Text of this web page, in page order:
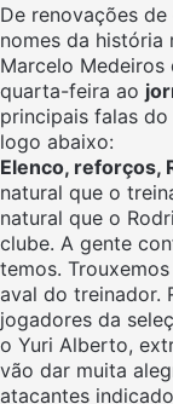
De renovações
nomes da
Marcelo Medeiros
quarta-feira ao
principais falas
logo abaixo:
Elenco, reforços,
natural que o
natural que o
clube. A gente
temos.
aval do treinador.
jogadores da
o Yuri Alberto,
vão dar muita
atacantes